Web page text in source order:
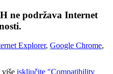
ne podržava Internet
Explorer, Google Chrome,
isključite "Compatibility